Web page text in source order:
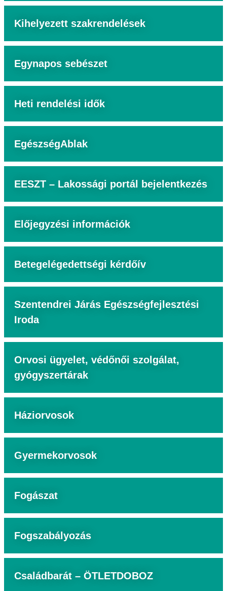
Kihelyezett szakrendelések
Egynapos sebészet
Heti rendelési idők
EgészségAblak
EESZT – Lakossági portál bejelentkezés
Előjegyzési információk
Betegelégedettségi kérdőív
Szentendrei Járás Egészségfejlesztési
Iroda
Orvosi ügyelet, védőnői szolgálat,
gyógyszertárak
Háziorvosok
Gyermekorvosok
Fogászat
Fogszabályozás
Családbarát – ÖTLETDOBOZ